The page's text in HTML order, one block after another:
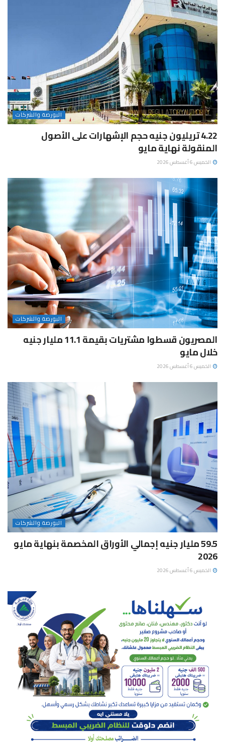
البورصة والشركات
4.22 تريليون جنيه حجم الإشهارات على الأصول
المنقولة نهاية مايو
الخميس 6 أغسطس 2026
البورصة والشركات
المصريون قسطوا مشتريات بقيمة 11.1 مليار جنيه
خلال مايو
الخميس 6 أغسطس 2026
البورصة والشركات
59.5 مليار جنيه إجمالي الأوراق المخصمة بنهاية مايو
2026
الخميس 6 أغسطس 2026